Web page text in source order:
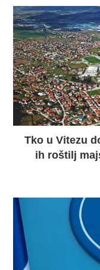
Tko u Vitezu
ih roštilj